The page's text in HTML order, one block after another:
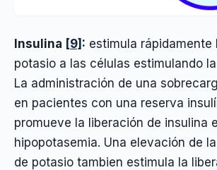
Insulina [9] : estimula rápidamente
potasio a las células estimulando la
La administración de una
en pacientes con una reserva
promueve la liberación de insulina e
hipopotasemia. Una elevación de
de potasio tambien estimula la